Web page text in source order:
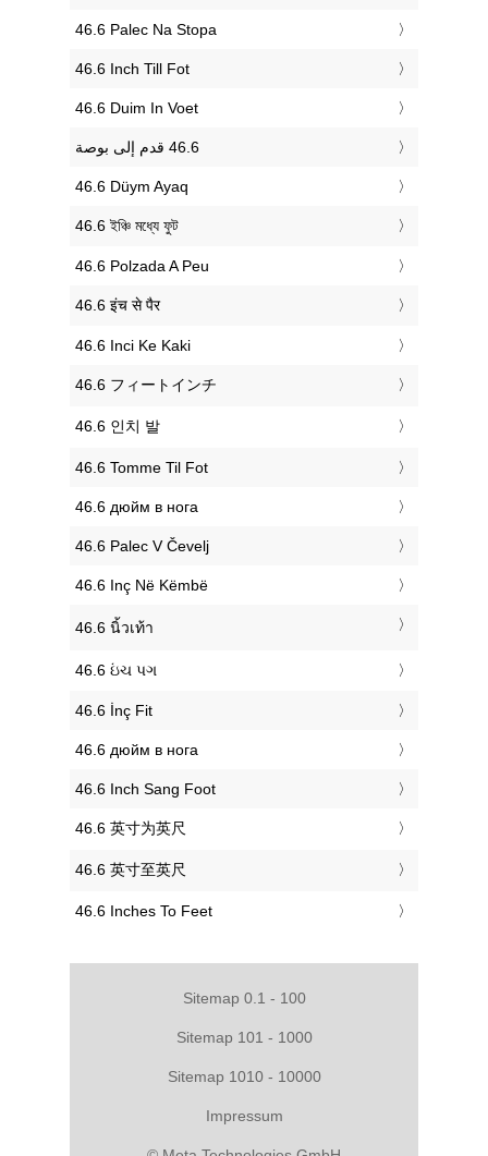
‎46.6 Palec Na Stopa
‎46.6 Inch Till Fot
‎46.6 Duim In Voet
‎46.6 Düym Ayaq
‎46.6 ইঞ্চি মধ্যে ফুট
‎46.6 Polzada A Peu
‎46.6 इंच से पैर
‎46.6 Inci Ke Kaki
‎46.6 フィートインチ
‎46.6 인치 발
‎46.6 Tomme Til Fot
‎46.6 дюйм в нога
‎46.6 Palec V Čevelj
‎46.6 Inç Në Këmbë
‎46.6 นิ้วเท้า
‎46.6 ઇંચ પગ
‎46.6 İnç Fit
‎46.6 дюйм в нога
‎46.6 Inch Sang Foot
‎46.6 英寸为英尺
‎46.6 英寸至英尺
‎46.6 Inches To Feet
Sitemap 0.1 - 100
Sitemap 101 - 1000
Sitemap 1010 - 10000
Impressum